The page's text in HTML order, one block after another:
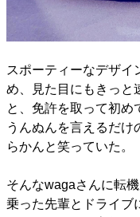
スポーティーなデザイ
め、見た目にもきっ
と、免許を取って初め
うんぬんを言えるだけ
らかんと笑っていた。
そんなwagaさんに転
乗った先輩とドライブ